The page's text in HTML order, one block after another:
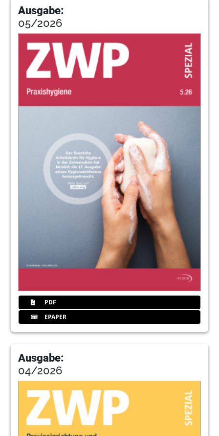
Ausgabe:
05/2026
PDF
EPAPER
Ausgabe:
04/2026